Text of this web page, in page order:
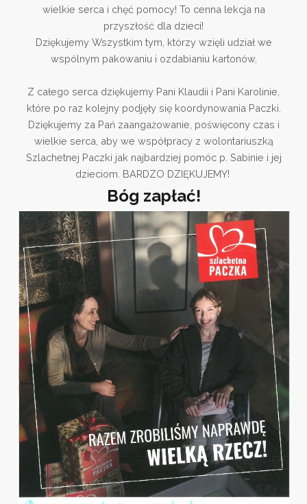
wielkie serca i chęć pomocy! To cenna lekcja na
przyszłość dla dzieci!
Dziękujemy Wszystkim tym, którzy wzięli udział we
wspólnym pakowaniu i ozdabianiu kartonów,
Z całego serca dziękujemy Pani Klaudii i Pani Karolinie,
które po raz kolejny podjęły się koordynowania Paczki.
Dziękujemy za Pań zaangażowanie, poświęcony czas i
wielkie serca, aby we współpracy z wolontariuszką
Szlachetnej Paczki jak najbardziej pomóc p. Sabinie i jej
dzieciom. BARDZO DZIĘKUJEMY!
Bóg zapłać!